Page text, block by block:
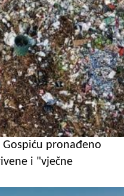
Gospiću pronađeno
i "vječne